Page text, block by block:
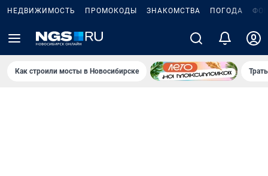
НЕДВИЖИМОСТЬ ПРОМОКОДЫ ЗНАКОМСТВА ПОГОДА
Как строили мосты в Новосибирске